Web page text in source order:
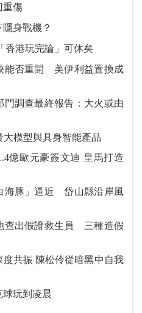
重傷
身戰機？
外籍專才踴躍回流 「香港玩完論」可休矣
能否重開 美伊利益置換成
門調查最終報告：大火或由
大模型與具身智能產品
元豪簽文迪 皇馬打造
海豚」逼近 岱山縣沿岸風
查出假證救生員 三種造假
暗黑中自我
玩到凌晨